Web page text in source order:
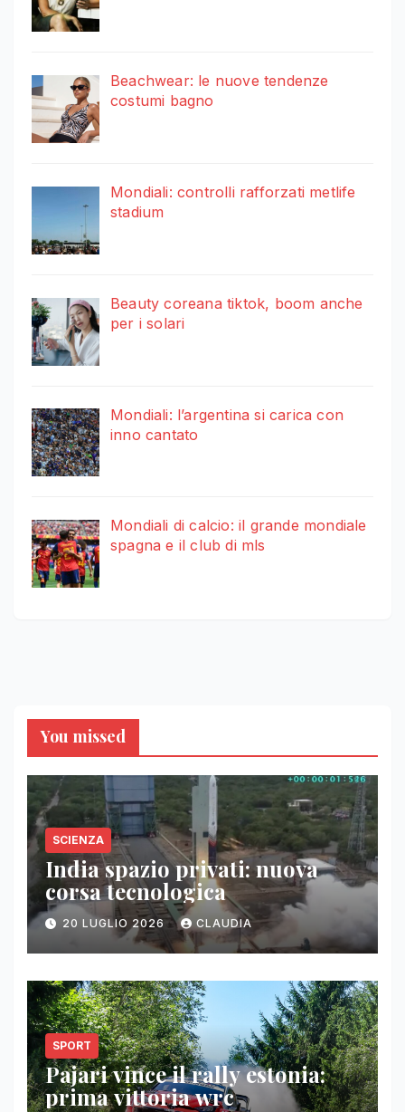
Beachwear: le nuove tendenze
costumi bagno
Mondiali: controlli rafforzati metlife
stadium
Beauty coreana tiktok, boom anche
per i solari
Mondiali: l’argentina si carica con
inno cantato
Mondiali di calcio: il grande mondiale
spagna e il club di mls
You missed
SCIENZA
India spazio privati: nuova
corsa tecnologica
20 LUGLIO 2026 CLAUDIA
SPORT
Pajari vince il rally estonia:
prima vittoria wrc